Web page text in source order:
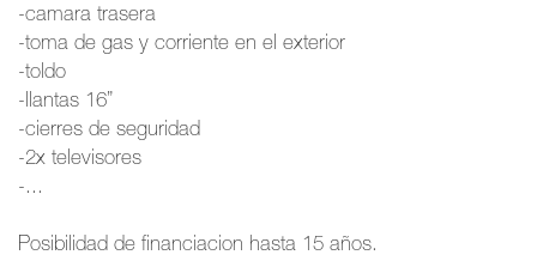
-camara trasera
-toma de gas y corriente en el exterior
-toldo
-llantas 16”
-cierres de seguridad
-2x televisores
-...
Posibilidad de financiacion hasta 15 años.